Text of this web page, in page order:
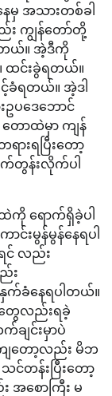
အသားတစ်ခါ
း ကျွန်တော်တို့
ယ်။ အဲ့ဒီကို
ထင်းခွဲရတယ်။
ခံရတယ်။ အဲ့ဒါ
ပဒေဘောင်
ောထဲမှာ ကျန်
းရပြီးတော့
တွန်းလိုက်ပါ
ကို ရောက်ရှိခဲ့ပါ
င်းမွန်မွန်နေရပါ
င် လည်း
း
က်ခံနေရပါတယ်။
တွေလည်းရခဲ့
ချင်းမှာပဲ
ျတော့လည်း မိဘ
င်တန်းပြီးတော့
အစောကြီး မ